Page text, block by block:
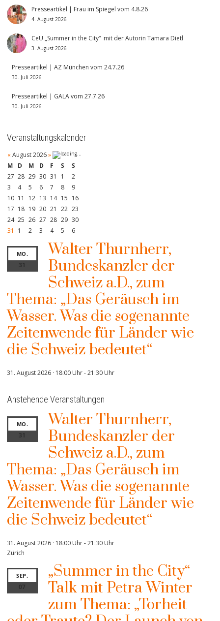
Presseartikel | Frau im Spiegel vom 4.8.26
4. August 2026
CeU „Summer in the City“ mit der Autorin Tamara Dietl
3. August 2026
Presseartikel | AZ München vom 24.7.26
30. Juli 2026
Presseartikel | GALA vom 27.7.26
30. Juli 2026
Veranstaltungskalender
« August 2026»
M
D M D F S
S
27 28 29 30 31 1
2
3
4 5 6 7 8
9
10 11 12 13 14 15 16
17 18 19 20 21 22 23
24 25 26 27 28 29 30
31
1 2 3 4 5 6
MO.
31
Walter Thurnherr,
Bundeskanzler der
Schweiz a.D., zum
Thema: „Das Geräusch im
Wasser. Was die sogenannte
Zeitenwende für Länder wie
die Schweiz bedeutet“
31. August 2026 · 18:00 Uhr-21:30 Uhr
Anstehende Veranstaltungen
MO.
31
Walter Thurnherr,
Bundeskanzler der
Schweiz a.D., zum
Thema: „Das Geräusch im
Wasser. Was die sogenannte
Zeitenwende für Länder wie
die Schweiz bedeutet“
31. August 2026 · 18:00 Uhr-21:30 Uhr
Zürich
SEP.
07
„Summer in the City“
Talk mit Petra Winter
zum Thema: „Torheit